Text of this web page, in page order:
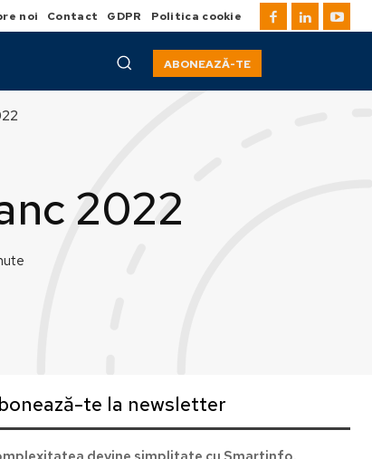
noi Contact GDPR Politica cookie
ABONEAZĂ-TE
2022
te la newsletter